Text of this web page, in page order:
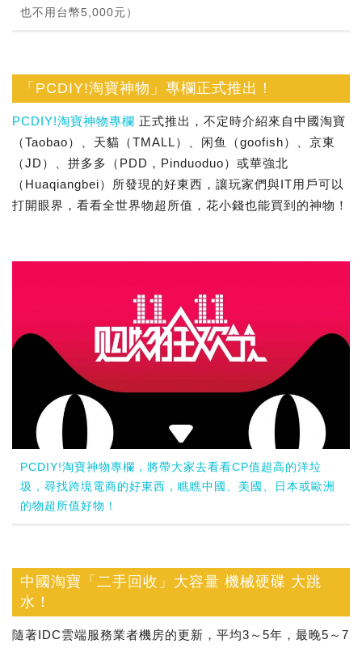
也不用台幣5,000元）
「PCDIY!淘寶神物」專欄正式推出！
PCDIY!淘寶神物專欄 正式推出，不定時介紹來自中國淘寶
（Taobao）、天貓（TMALL）、闲鱼（goofish）、京東
（JD）、拼多多（PDD，Pinduoduo）或華強北
（Huaqiangbei）所發現的好東西，讓玩家們與IT用戶可以
打開眼界，看看全世界物超所值，花小錢也能買到的神物！
PCDIY!淘寶神物專欄，將帶大家去看看CP值超高的洋垃
圾，尋找跨境電商的好東西，瞧瞧中國、美國、日本或歐洲
的物超所值好物！
中國淘寶「二手回收」大容量 機械硬碟 大跳
水！
隨著IDC雲端服務業者機房的更新，平均3～5年，最晚5～7